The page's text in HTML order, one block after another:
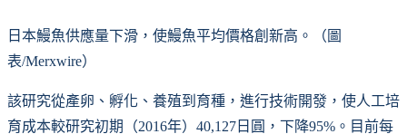
日本鰻魚供應量下滑，使鰻魚平均價格創新高。（圖
表/Merxwire）
該研究從產卵、孵化、養殖到育種，進行技術開發，使人工培
育成本較研究初期（2016年）40,127日圓，下降95%。目前每